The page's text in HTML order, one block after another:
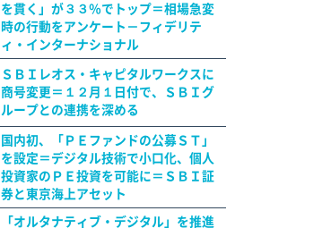
を貫く」が３３％でトップ＝相場急変
時の行動をアンケート－フィデリテ
ィ・インターナショナル
ＳＢＩレオス・キャピタルワークスに
商号変更＝１２月１日付で、ＳＢＩグ
ループとの連携を深める
国内初、「ＰＥファンドの公募ＳＴ」
を設定＝デジタル技術で小口化、個人
投資家のＰＥ投資を可能に＝ＳＢＩ証
券と東京海上アセット
「オルタナティブ・デジタル」を推進